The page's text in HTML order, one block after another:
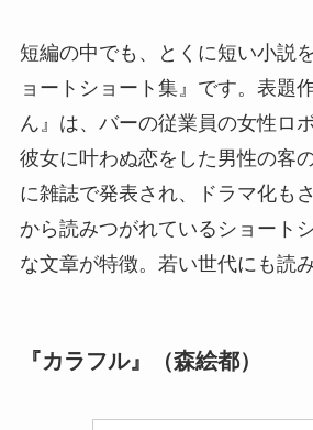
短編の中でも、とくに短い小説
ョートショート集』です。表題
ん』は、バーの従業員の女性ロ
彼女に叶わぬ恋をした男性の客
に雑誌で発表され、ドラマ化も
から読みつがれているショート
な文章が特徴。若い世代にも読
『カラフル』（森絵都）